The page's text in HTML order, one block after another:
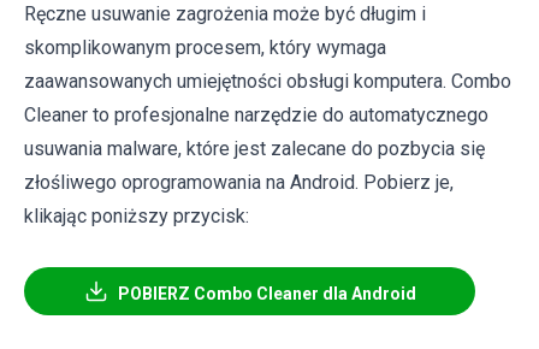
Ręczne usuwanie zagrożenia może być długim i
skomplikowanym procesem, który wymaga
zaawansowanych umiejętności obsługi komputera. Combo
Cleaner to profesjonalne narzędzie do automatycznego
usuwania malware, które jest zalecane do pozbycia się
złośliwego oprogramowania na Android. Pobierz je,
klikając poniższy przycisk:
POBIERZ Combo Cleaner dla Android